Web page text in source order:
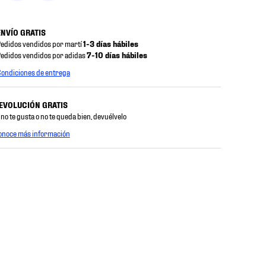
GRATIS
vendidos por martí1-3 días hábiles
vendidos por adidas7-10 días hábiles
de entrega
GRATIS
te gusta o no te queda bien, devuélvelo
más información